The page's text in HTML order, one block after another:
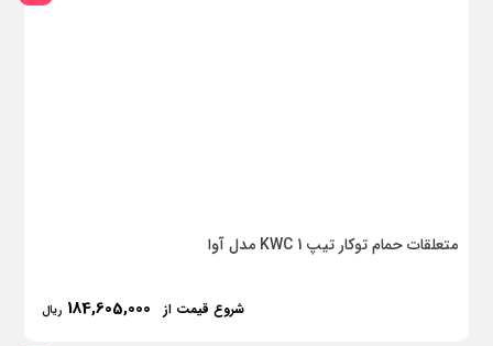
متعلقات حمام توکار تیپ 1 KWC مدل آوا
شروع قیمت از 184,605,000 ریال